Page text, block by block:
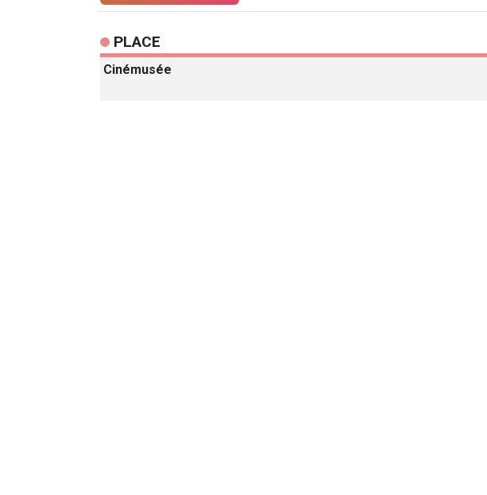
PLACE
Cinémusée